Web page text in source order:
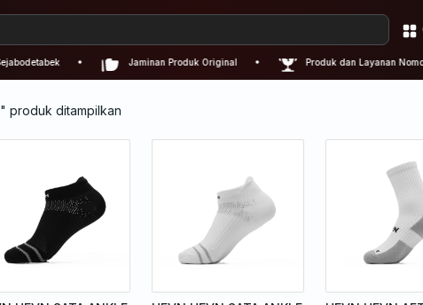
Jaminan Produk Original Produk dan Layanan Nomor 1
" produk ditampilkan